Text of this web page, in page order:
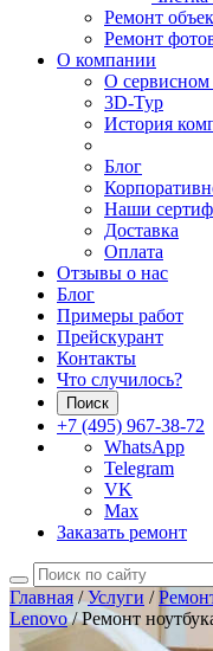
Ремонт
Ремонт
О компании
О сервисном
3D-Тур
История
Блог
Наши
Доставка
Оплата
Отзывы о нас
Блог
Примеры работ
Прейскурант
Контакты
Что случилось?
Поиск
+7 (495) 967-38-72
WhatsApp
Telegram
VK
Max
Заказать ремонт
Главная/Услуги /
Lenovo/Ремонт